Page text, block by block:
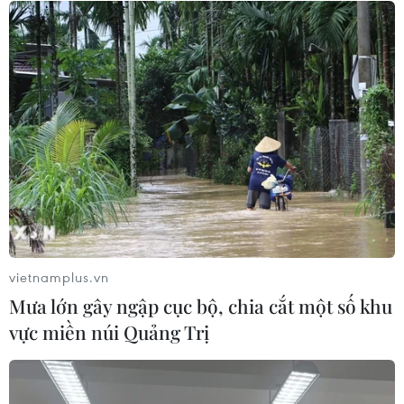
xuống 1%
05/08/2026 15:30
Ngành Hải quan đẩy mạnh cải cách
thể chế và hiện đại hóa công tác
quản lý
05/08/2026 12:35
Ngân hàng trước làn sóng AI: Dữ liệu
là đòn bẩy, quản trị là chìa khóa
Standard Chartered huy động thành
công khoản vay xã hội 721 triệu USD
vietnamplus.vn
Mưa lớn gây ngập cục bộ, chia cắt một số khu
vực miền núi Quảng Trị